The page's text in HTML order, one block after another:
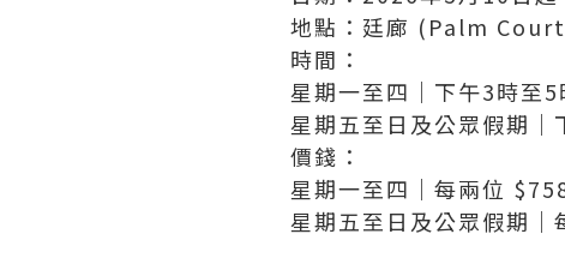
地點：廷廊 (Palm
時間：
星期一至四｜下午3時至
星期五至日及公眾假期
價錢：
星期一至四｜每兩位
星期五至日及公眾假期